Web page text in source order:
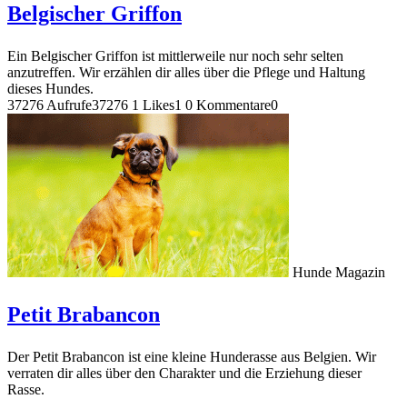
Belgischer Griffon
Ein Belgischer Griffon ist mittlerweile nur noch sehr selten
anzutreffen. Wir erzählen dir alles über die Pflege und Haltung
dieses Hundes.
37276 Aufrufe37276 1 Likes1 0 Kommentare0
Hunde Magazin
Petit Brabancon
Der Petit Brabancon ist eine kleine Hunderasse aus Belgien. Wir
verraten dir alles über den Charakter und die Erziehung dieser
Rasse.